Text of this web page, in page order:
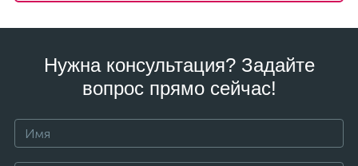
Нужна консультация? Задайте
вопрос прямо сейчас!